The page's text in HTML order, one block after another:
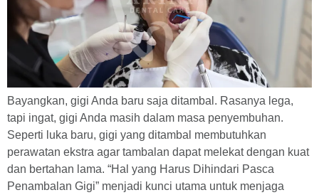
Bayangkan, gigi Anda baru saja ditambal. Rasanya lega,
tapi ingat, gigi Anda masih dalam masa penyembuhan.
Seperti luka baru, gigi yang ditambal membutuhkan
perawatan ekstra agar tambalan dapat melekat dengan kuat
dan bertahan lama. “Hal yang Harus Dihindari Pasca
Penambalan Gigi” menjadi kunci utama untuk menjaga